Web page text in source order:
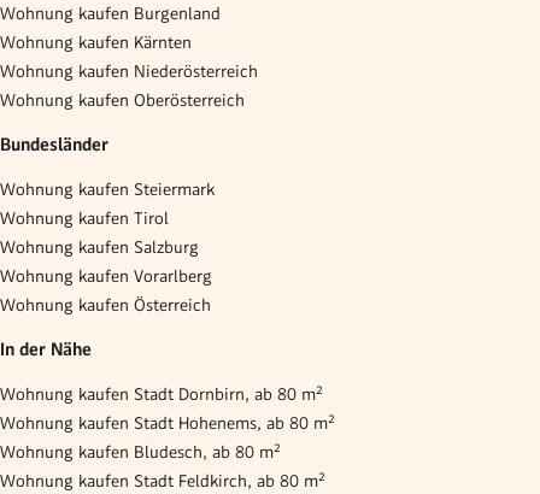
Wohnung kaufen Burgenland
Wohnung kaufen Kärnten
Wohnung kaufen Niederösterreich
Wohnung kaufen Oberösterreich
Bundesländer
Wohnung kaufen Steiermark
Wohnung kaufen Tirol
Wohnung kaufen Salzburg
Wohnung kaufen Vorarlberg
Wohnung kaufen Österreich
In der Nähe
Wohnung kaufen Stadt Dornbirn, ab 80 m²
Wohnung kaufen Stadt Hohenems, ab 80 m²
Wohnung kaufen Bludesch, ab 80 m²
Wohnung kaufen Stadt Feldkirch, ab 80 m²